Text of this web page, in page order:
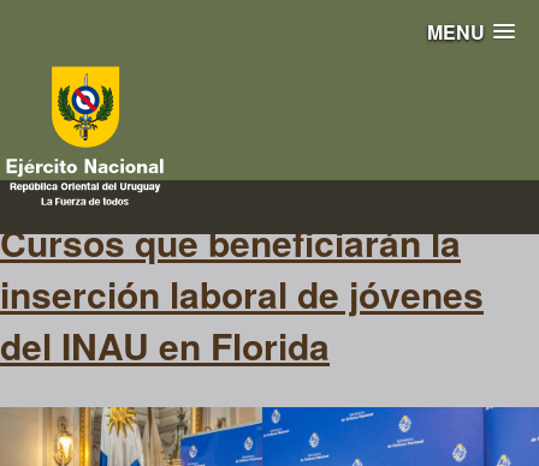
MENU
inserción laboral
Cursos que beneficiarán la
inserción laboral de jóvenes
del INAU en Florida